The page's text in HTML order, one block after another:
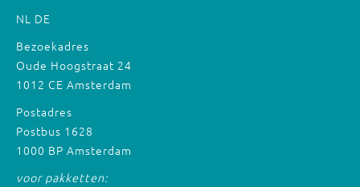
NL DE
Bezoekadres
Oude Hoogstraat 24
1012 CE Amsterdam
Postadres
Postbus 1628
1000 BP Amsterdam
voor pakketten: